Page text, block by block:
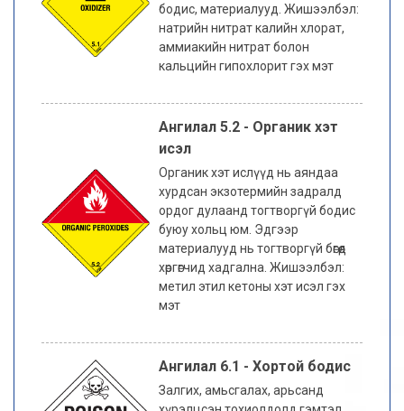
бодис, материалууд. Жишээлбэл:
натрийн нитрат калийн хлорат,
аммиакийн нитрат болон
кальцийн гипохлорит гэх мэт
Ангилал 5.2 - Органик хэт
исэл
Органик хэт ислүүд нь аяндаа
хурдсан экзотермийн задралд
ордог дулаанд тогтворгүй бодис
буюу хольц юм. Эдгээр
материалууд нь тогтворгүй бөгөөд
хөргөгчид хадгална. Жишээлбэл:
метил этил кетоны хэт исэл гэх
мэт
Ангилал 6.1 - Хортой бодис
Залгих, амьсгалах, арьсанд